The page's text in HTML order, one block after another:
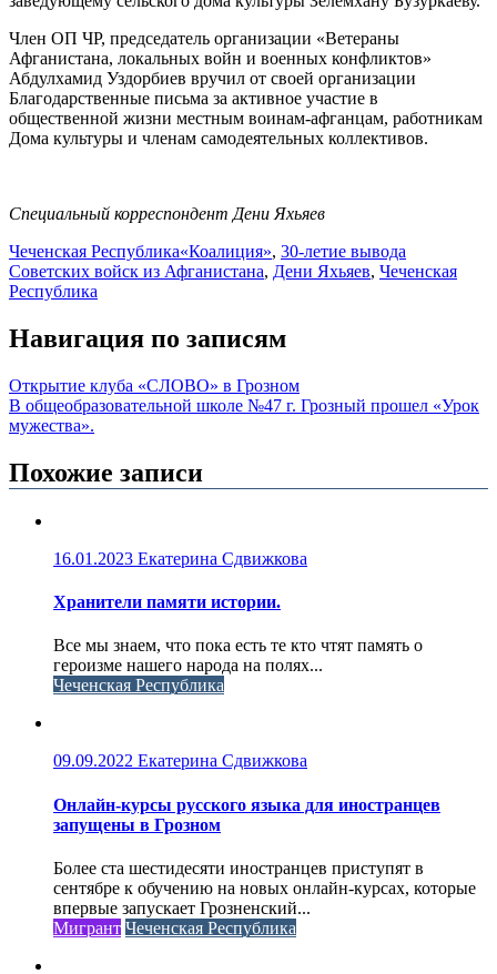
Член ОП ЧР, председатель организации «Ветераны
Афганистана, локальных войн и военных конфликтов»
Абдулхамид Уздорбиев вручил от своей организации
Благодарственные письма за активное участие в
общественной жизни местным воинам-афганцам, работникам
Дома культуры и членам самодеятельных коллективов.
Специальный корреспондент Дени Яхьяев
Чеченская Республика«Коалиция», 30-летие вывода
Советских войск из Афганистана, Дени Яхьяев, Чеченская
Республика
Навигация по записям
Открытие клуба «СЛОВО» в Грозном
В общеобразовательной школе №47 г. Грозный прошел «Урок
мужества».
Похожие записи
16.01.2023 Екатерина Сдвижкова
Хранители памяти истории.
Все мы знаем, что пока есть те кто чтят память о
героизме нашего народа на полях...
Чеченская Республика
09.09.2022 Екатерина Сдвижкова
Онлайн-курсы русского языка для иностранцев
запущены в Грозном
Более ста шестидесяти иностранцев приступят в
сентябре к обучению на новых онлайн-курсах, которые
впервые запускает Грозненский...
Мигрант Чеченская Республика